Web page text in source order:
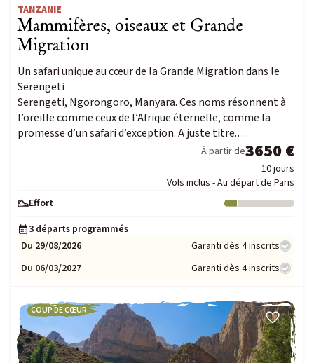
TANZANIE
Mammifères, oiseaux et Grande
Migration
Un safari unique au cœur de la Grande Migration dans le
Serengeti
Serengeti, Ngorongoro, Manyara. Ces noms résonnent à
l’oreille comme ceux de l’Afrique éternelle, comme la
promesse d’un safari d’exception. A juste titre.…
À partir de3650 €
10 jours
Vols inclus - Au départ de Paris
Effort
Niveau : 1
3 départs programmés
Du 29/08/2026
Garanti dès 4 inscrits
Du 06/03/2027
Garanti dès 4 inscrits
COUP DE CŒUR